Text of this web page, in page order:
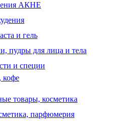
АКНЕ
и гель
пудры для лица и тела
и специи
кофе
товары, косметика
парфюмерия